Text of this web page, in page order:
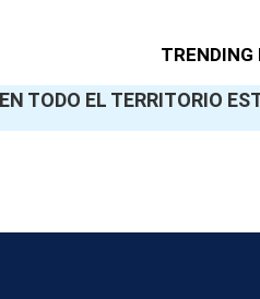
TRENDING
TODO EL TERRITORIO